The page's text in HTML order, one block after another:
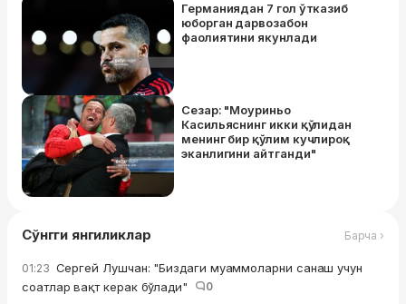
Германиядан 7 гол ўтказиб
юборган дарвозабон
фаолиятини якунлади
Сезар: "Моуриньо
Касильяснинг икки қўлидан
менинг бир қўлим кучлироқ
эканлигини айтганди"
Сўнгги янгиликлар Барча ›
01:23 Сергей Лушчан: "Биздаги муаммоларни санаш учун
соатлар вақт керак бўлади"
0